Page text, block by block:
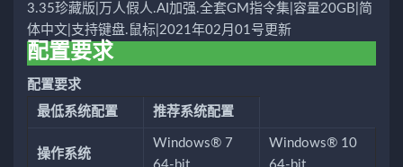
3.35珍藏版|万人假人.AI加强.全套GM指令集|容量20GB|简
体中文|支持键盘.鼠标|2021年02月01号更新
配置要求
配置要求
最低系统配置
推荐系统配置
操作系统
Windows® 7
Windows® 10